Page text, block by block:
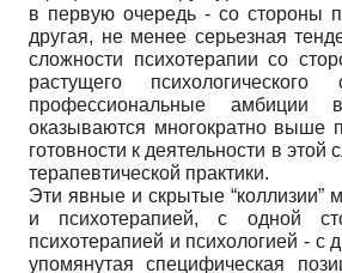
в первую очередь - со стороны
другая, не менее серьезная
сложности психотерапии со
растущего психологического
профессиональные амбиции
оказываются многократно выше
готовности к деятельности в
терапевтической практики.
Эти явные и скрытые “коллизии”
и психотерапией, с одной
психотерапией и психологией - с
упомянутая специфическая